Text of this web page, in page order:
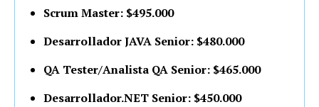
Scrum Master: $495.000
Desarrollador JAVA Senior: $480.000
QA Tester/Analista QA Senior: $465.000
Desarrollador.NET Senior: $450.000